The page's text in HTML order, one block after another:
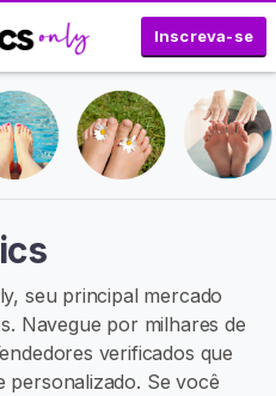
Inscreva-se
seu principal mercado
Navegue por milhares de
verificados que
Se você